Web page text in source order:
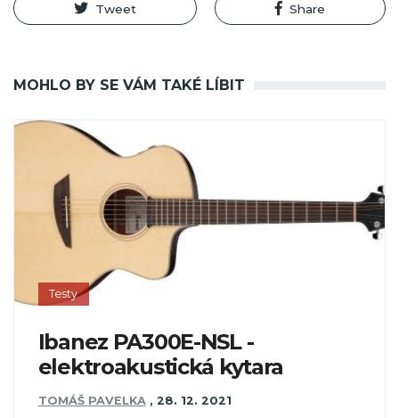
Tweet Share
MOHLO BY SE VÁM TAKÉ LÍBIT
Testy
Ibanez PA300E-NSL -
elektroakustická kytara
TOMÁŠ PAVELKA , 28. 12. 2021